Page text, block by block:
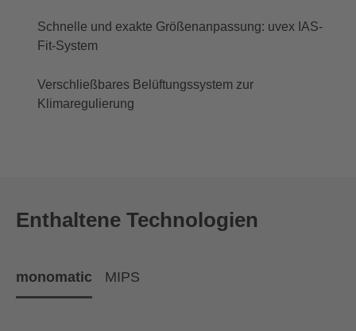
Schnelle und exakte Größenanpassung: uvex IAS-
Fit-System
Verschließbares Belüftungssystem zur
Klimaregulierung
Enthaltene Technologien
monomatic MIPS